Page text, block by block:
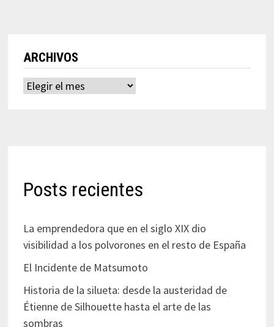
ARCHIVOS
Archivos
Posts recientes
La emprendedora que en el siglo XIX dio
visibilidad a los polvorones en el resto de España
El Incidente de Matsumoto
Historia de la silueta: desde la austeridad de
Étienne de Silhouette hasta el arte de las
sombras